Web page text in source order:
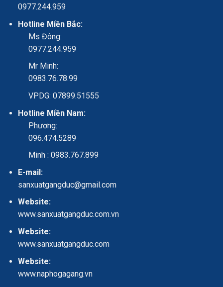
0977.244.959
Hotline Miền Bắc:
Ms Đông:
0977.244.959
Mr Minh:
0983.76.78.99
VPDG: 07899.51555
Hotline Miền Nam:
Phương:
096.474.5289
Minh : 0983.767.899
E-mail:
sanxuatgangduc@gmail.com
Website:
www.sanxuatgangduc.com.vn
Website:
www.sanxuatgangduc.com
Website:
www.naphogagang.vn